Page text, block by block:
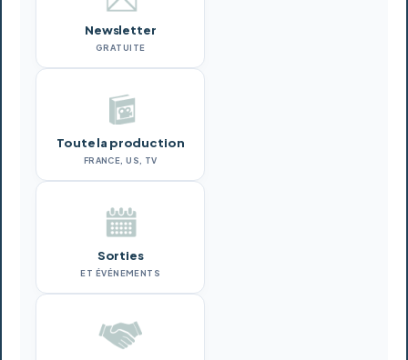
Newsletter
GRATUITE
Toute la production
FRANCE, US, TV
Sorties
ET ÉVÉNEMENTS